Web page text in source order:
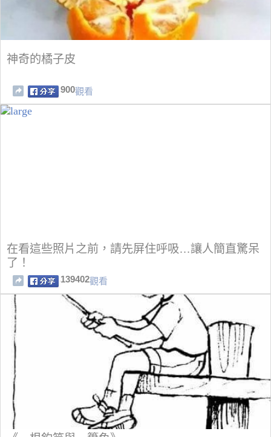
神奇的橘子皮
900觀看
在看這些照片之前，請先屏住呼吸…讓人簡直驚呆
了！
139402觀看